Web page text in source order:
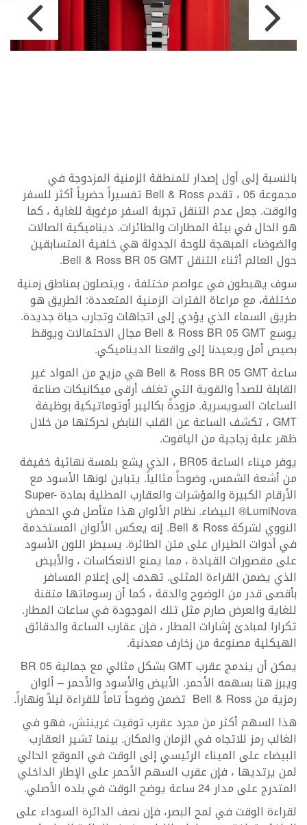
بالنسبة إلى أول إصدار للمنطقة الزمنية المزدوجة في
مجموعة 05 ، تقدم Bell & Ross تفسيراً حضرياً أكثر للسفر
والوقت. جعل عدم التنقل تجربة السفر مرغوبة للغاية ، كما
هو الحال في بيئة المطارات والطائرات. ديناميكية الصالات
والضوضاء المبهجة للوحة الجدولة هي خلفية المتسابقين
حول العالم أثناء التنقل Bell & Ross BR 05 GMT.
سوف يهبطون في عواصم مختلفة ، ويتصلون بمناطق زمنية
مختلفة، مع مراعاة الفترات الزمنية المتعددة: الطريق هو
طريق السماء الذي يؤدي إلى اتجاهات وتجارب حياة جديدة.
يوسع Bell & Ross BR 05 GMT مجال الاحتمالات ويوقظ
بصيص أمل ويعيدنا إلى واقعنا الديناميكي.
ساعة Bell & Ross BR 05 GMT هي مزيج من المواد غير
القابلة للصدأ والقوية التي تغلف أرقى ميكانيكات صناعة
الساعات السويسرية. مزودةً بكاليبر أوتوماتيكية بوظيفة
GMT ، تكشف الساعة عن القلب النابض لحركتها من خلال
ظهر علبة زجاجية من الياقوت.
يوفر ميناء الساعة BR05 ، الذي يشع بلمسة نهائية خفيفة
من أشعة الشمس، وضوحاً مثالياً. يتباين لونها الأسود مع
الأرقام الكبيرة والمؤشرات والعقارب المطلية بمادة Super-
LumiNova® البيضاء. نظام الألوان هذا متأصل في الحمض
النووي لشركة Bell & Ross. إنه يعكس الألوان المستخدمة
في أدوات الطيران على متن الطائرة. يسيطر اللون الأسود
على مقصورات القيادة ، مما يمنع الانعكاسات ، والأبيض
الذي يضمن القراءة المثلى. تهدف إلى إعلام المسافر
بأقصى قدر من الوضوح والدقة ، كما أن رسوماتها متقنة
للغاية والعرض صارم مثل تلك الموجودة في ساعات المطار.
تكرارا لمبادئ إشارات المطار ، فإن عقارب الساعة والدقائق
الهيكلية مصنوعة من زخارف معدنية.
يمكن أن يندمج عقرب GMT بشكل مثالي مع جمالية BR 05
ويبرز هنا بسهمه الأحمر. الأبيض والأسود والأحمر – ألوان
رمزية من Bell & Ross تضمن وضوحاً تاماً للقراءة ليلاً ونهاراً.
هذا السهم أكثر من مجرد عقرب توقيت غرينتش، فهو في
الغالب رمز للاتجاه في الزمان والمكان. بينما تشير العقارب
البيضاء على الميناء الرئيسي إلى الوقت في الموقع الحالي
لمن يرتديها ، فإن عقرب السهم الأحمر على الإطار الداخلي
المتدرج على مدار 24 ساعة يوضح الوقت في بلده الأصلي.
لقراءة الوقت في لمح البصر، فإن نصف الدائرة السوداء على